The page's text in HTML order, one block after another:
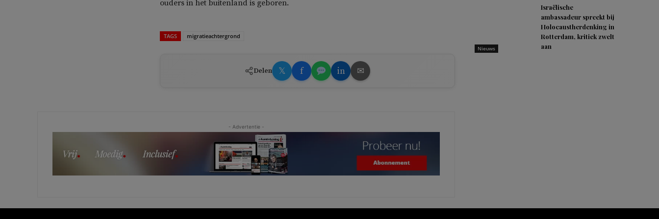
ouders in het buitenland is geboren.
TAGS migratieachtergrond
Delen 𝕏 f in ✉
- Advertentie -
Nieuws
Israëlische
ambassadeur spreekt bij
Holocaustherdenking in
Rotterdam, kritiek zwelt
aan